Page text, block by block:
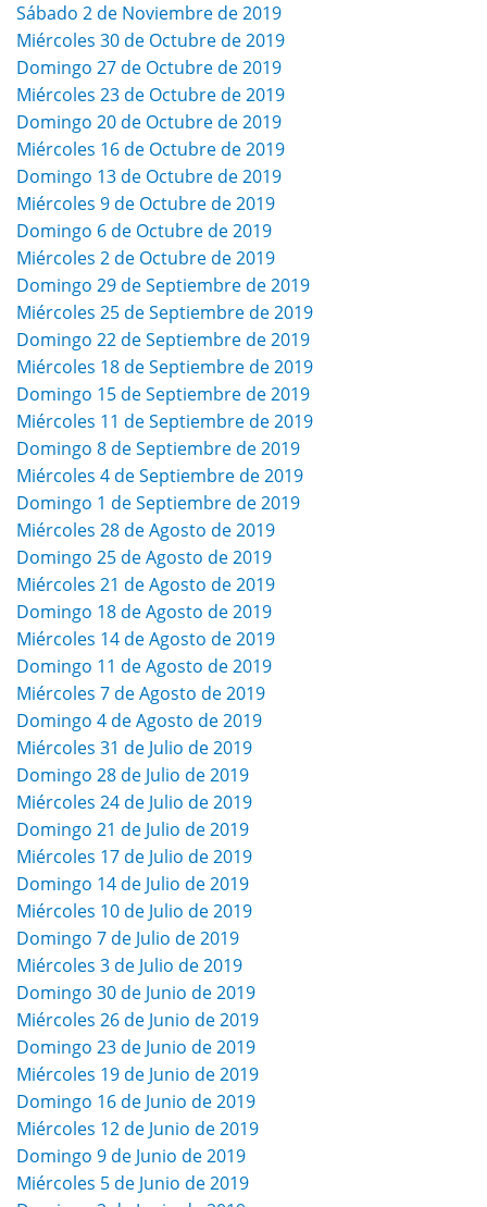
Sábado 2 de Noviembre de 2019
Miércoles 30 de Octubre de 2019
Domingo 27 de Octubre de 2019
Miércoles 23 de Octubre de 2019
Domingo 20 de Octubre de 2019
Miércoles 16 de Octubre de 2019
Domingo 13 de Octubre de 2019
Miércoles 9 de Octubre de 2019
Domingo 6 de Octubre de 2019
Miércoles 2 de Octubre de 2019
Domingo 29 de Septiembre de 2019
Miércoles 25 de Septiembre de 2019
Domingo 22 de Septiembre de 2019
Miércoles 18 de Septiembre de 2019
Domingo 15 de Septiembre de 2019
Miércoles 11 de Septiembre de 2019
Domingo 8 de Septiembre de 2019
Miércoles 4 de Septiembre de 2019
Domingo 1 de Septiembre de 2019
Miércoles 28 de Agosto de 2019
Domingo 25 de Agosto de 2019
Miércoles 21 de Agosto de 2019
Domingo 18 de Agosto de 2019
Miércoles 14 de Agosto de 2019
Domingo 11 de Agosto de 2019
Miércoles 7 de Agosto de 2019
Domingo 4 de Agosto de 2019
Miércoles 31 de Julio de 2019
Domingo 28 de Julio de 2019
Miércoles 24 de Julio de 2019
Domingo 21 de Julio de 2019
Miércoles 17 de Julio de 2019
Domingo 14 de Julio de 2019
Miércoles 10 de Julio de 2019
Domingo 7 de Julio de 2019
Miércoles 3 de Julio de 2019
Domingo 30 de Junio de 2019
Miércoles 26 de Junio de 2019
Domingo 23 de Junio de 2019
Miércoles 19 de Junio de 2019
Domingo 16 de Junio de 2019
Miércoles 12 de Junio de 2019
Domingo 9 de Junio de 2019
Miércoles 5 de Junio de 2019